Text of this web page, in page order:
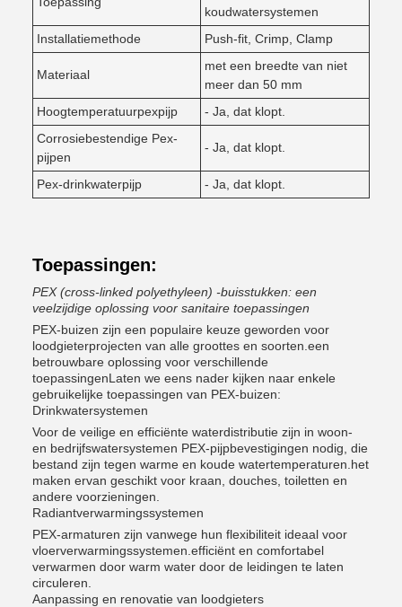
koudwatersystemen
Installatiemethode
Push-fit, Crimp, Clamp
Materiaal
met een breedte van niet
meer dan 50 mm
Hoogtemperatuurpexpijp
- Ja, dat klopt.
Corrosiebestendige Pex-
pijpen
- Ja, dat klopt.
Pex-drinkwaterpijp - Ja, dat klopt.
Toepassingen:
PEX (cross-linked polyethyleen) -buisstukken: een
veelzijdige oplossing voor sanitaire toepassingen
PEX-buizen zijn een populaire keuze geworden voor
loodgieterprojecten van alle groottes en soorten.een
betrouwbare oplossing voor verschillende
toepassingenLaten we eens nader kijken naar enkele
gebruikelijke toepassingen van PEX-buizen:
Drinkwatersystemen
Voor de veilige en efficiënte waterdistributie zijn in woon-
en bedrijfswatersystemen PEX-pijpbevestigingen nodig, die
bestand zijn tegen warme en koude watertemperaturen.het
maken ervan geschikt voor kraan, douches, toiletten en
andere voorzieningen.
Radiantverwarmingssystemen
PEX-armaturen zijn vanwege hun flexibiliteit ideaal voor
vloerverwarmingssystemen.efficiënt en comfortabel
verwarmen door warm water door de leidingen te laten
circuleren.
Aanpassing en renovatie van loodgieters